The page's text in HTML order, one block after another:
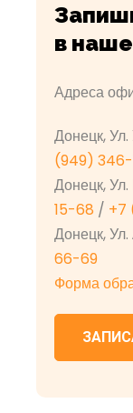
в
Адреса
Донецк, Ул.
(949)
Донецк, Ул.
15-68 / +7
Донецк, Ул.
66-69
Форма